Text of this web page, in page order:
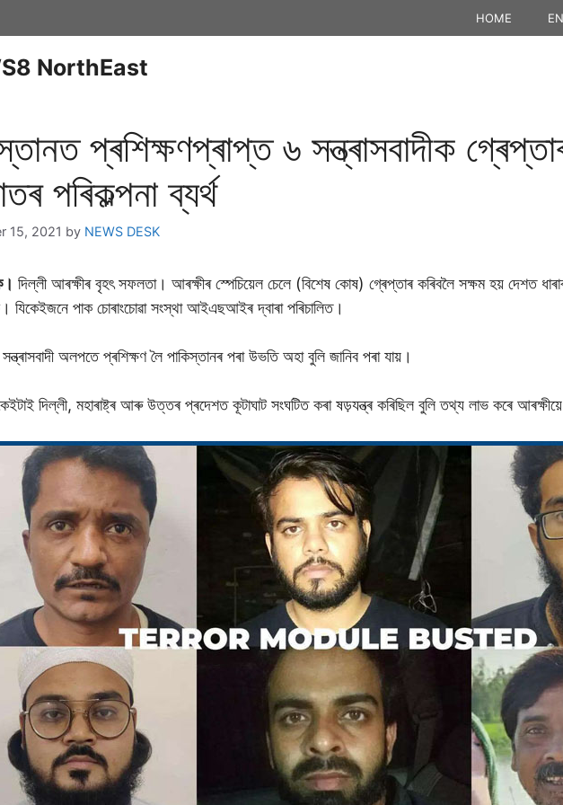
HOME
NorthEast
প্ৰশিক্ষণপ্ৰাপ্ত ৬ সন্ত্ৰাসবাদীক
পৰিকল্পনা ব্যৰ্থ
15, 2021 by NEWS DESK
দিল্লী আৰক্ষীৰ বৃহৎ সফলতা। আৰক্ষীৰ স্পেচিয়েল চেলে (বিশেষ কোষ) গ্ৰেপ্তাৰ কৰিবলৈ সক্ষম হয় দেশত
যিকেইজনে পাক চোৰাংচোৱা সংস্থা আইএছআইৰ দ্বাৰা পৰিচালিত।
অলপতে প্ৰশিক্ষণ লৈ পাকিস্তানৰ পৰা উভতি অহা বুলি জানিব পৰা যায়।
কেইটাই দিল্লী, মহাৰাষ্ট্ৰ আৰু উত্তৰ প্ৰদেশত কূটাঘাট সংঘটিত কৰা ষড়যন্ত্ৰ কৰিছিল বুলি তথ্য লাভ কৰে